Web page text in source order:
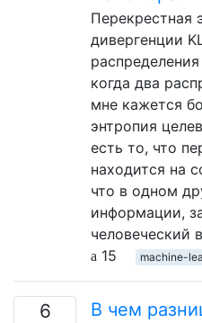
Перекрестная
дивергенции
когда два
мне кажется
энтропия
есть то, что
находится на
что в одном
информации,
человеческий
15
machine-
6
В чем